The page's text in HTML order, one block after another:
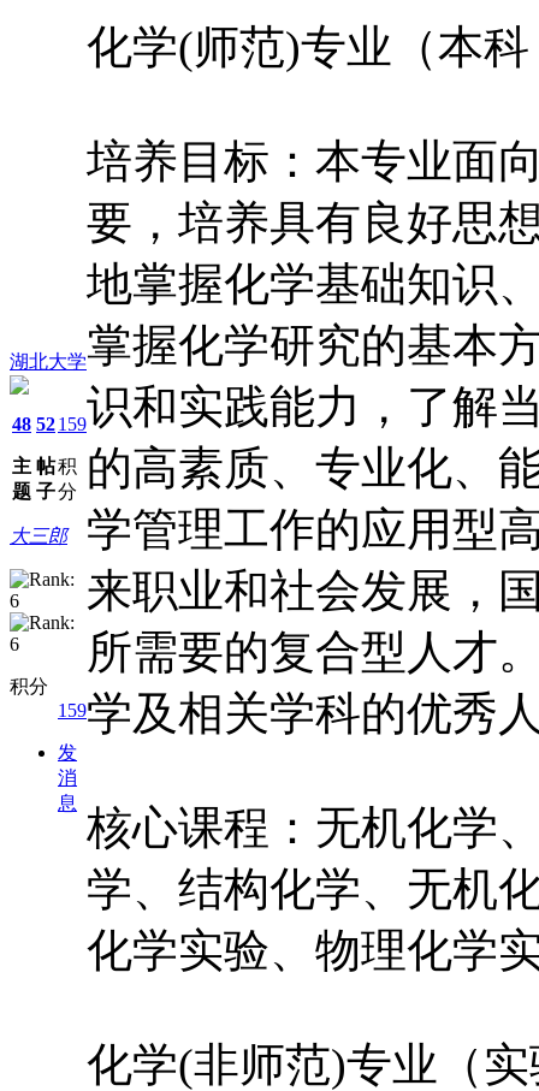
湖北大学
48
主
题
52
帖
子
159
积
分
大三郎
积分
159
发
消
息
化学(师范)专业（本
培养目标：本专业面
要，培养具有良好思
地掌握化学基础知识
掌握化学研究的基本
识和实践能力，了解
的高素质、专业化、
学管理工作的应用型
来职业和社会发展，
所需要的复合型人才
学及相关学科的优秀
核心课程：无机化学
学、结构化学、无机
化学实验、物理化学
化学(非师范)专业（